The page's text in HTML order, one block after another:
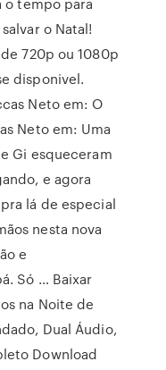
o Natal!
720p ou 1080p
disponivel.
Neto em: O
Neto em: Uma
Gi esqueceram
e agora
lá de especial
nesta nova
e
Só … Baixar
na Noite de
Dual Áudio,
Download